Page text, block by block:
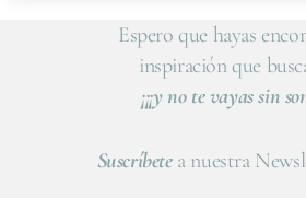
Espero que hayas
inspiración que
¡¡¡y no te vayas sin
Suscríbetea nuestra